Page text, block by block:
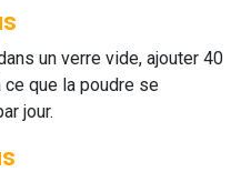
un verre vide, ajouter 40
ce que la poudre se
jour.